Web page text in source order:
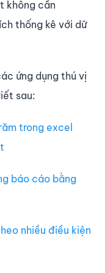
không cần
thống kê với dữ
ứng dụng thú vị
sau:
trong excel
báo cáo bằng
nhiều điều kiện